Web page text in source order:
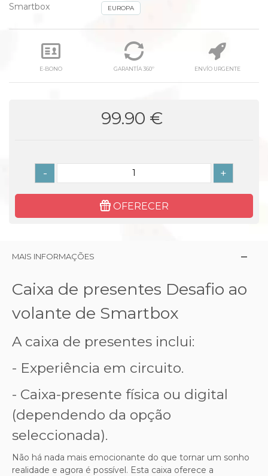
Smartbox EUROPA
E-BONO GARANTÍA 360º ENVÍO URGENTE
99.90 €
- +
OFERECER
MAIS INFORMAÇÕES
Caixa de presentes Desafio ao
volante de Smartbox
A caixa de presentes inclui:
- Experiência em circuito.
- Caixa-presente física ou digital
(dependendo da opção
seleccionada).
Não há nada mais emocionante do que tornar um sonho
realidade e agora é possível. Esta caixa oferece a